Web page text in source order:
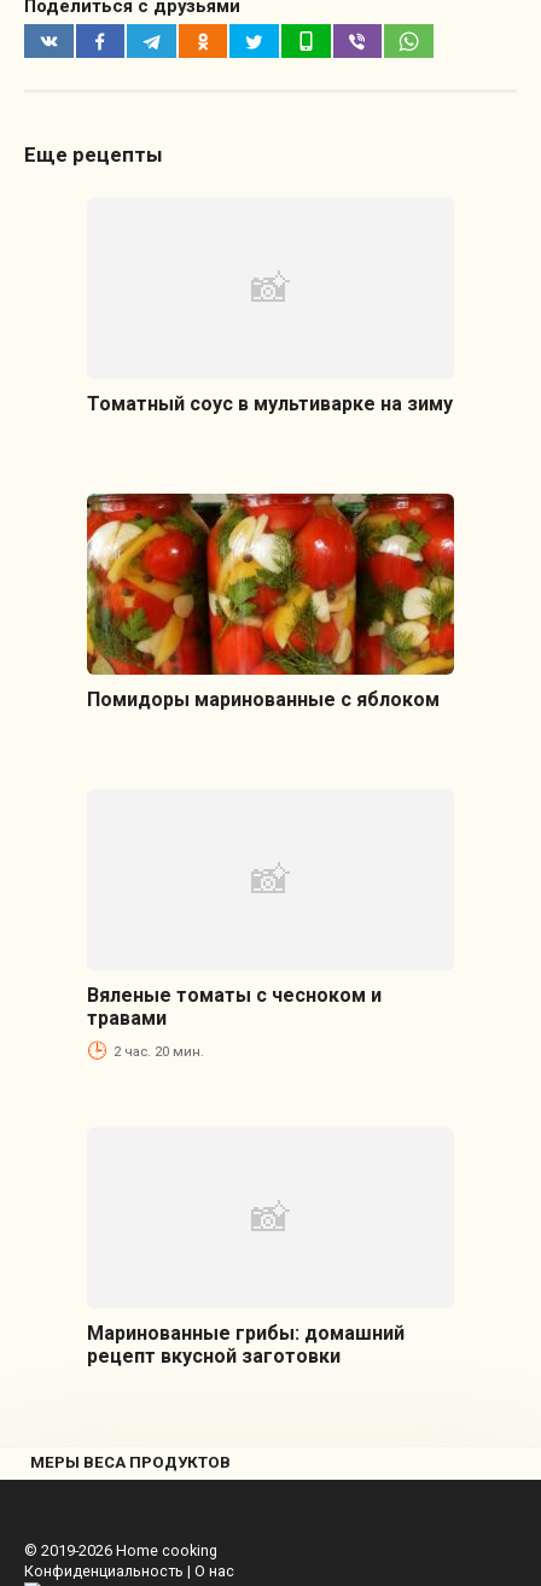
Поделиться с друзьями
Еще рецепты
Томатный соус в мультиварке на зиму
Помидоры маринованные с яблоком
Вяленые томаты с чесноком и
травами
2 час. 20 мин.
Маринованные грибы: домашний
рецепт вкусной заготовки
МЕРЫ ВЕСА ПРОДУКТОВ
© 2019-2026 Home cooking
Конфиденциальность | О нас